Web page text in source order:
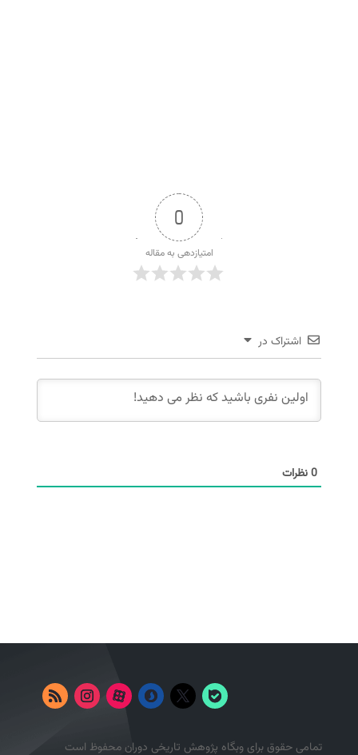
0
امتیازدهی به مقاله
اشتراک در
0نظرات
تمامی حقوق برای وبگاه پژوهش تاریخی دوران محفوظ است